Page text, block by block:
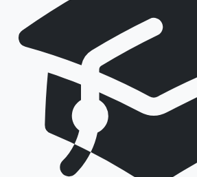
Lån av kläder ingår
Lån av skydd ingår
Lån av MC ingår
Denna lektion utförs med en lätt MC
krävs. Utebliven närvaro debiteras
Vid önskemål om betalning via
trafikskolan så hjälper vi er.